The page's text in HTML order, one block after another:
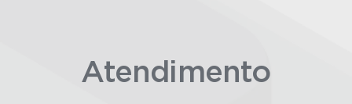
Atendimento